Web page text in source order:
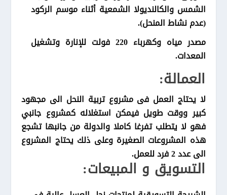
الشمس والكالنديولا الشمعية أثناء موسم الركود
(عدم نشاط المنحل).
مصدر مياه وكهرباء 220 فولت للإنارة وتشغيل
المعدات.
العمالة:
لا يحتاج العمل فى مشروع تربية النحل الى مجهود
كبير ووقت طويل فيمكن استغلاله كمشروع جانبي
فهو لا يتطلب تفرغا كاملا والدولة من جانبها تشجع
هذه المشروعات الصغيرة وعلى ذلك يحتاج المشروع
الى عدد 2 فرد للعمل.
التسويق و المبيعات: